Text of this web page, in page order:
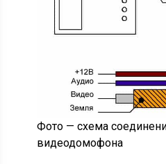
Фото — схема
видеодомофона